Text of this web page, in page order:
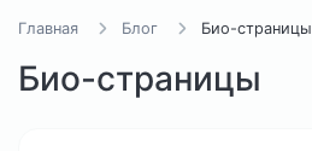
Главная Блог Био-страницы
Био-страницы